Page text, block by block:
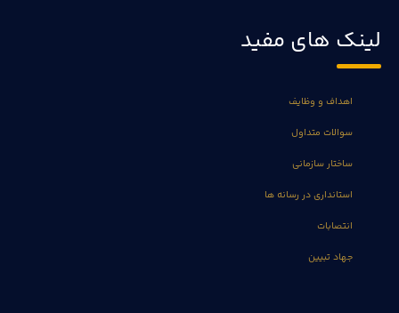
لینک های مفید
اهداف و وظایف
سوالات متداول
ساختار سازمانی
استانداری در رسانه ها
انتصابات
جهاد تبیین